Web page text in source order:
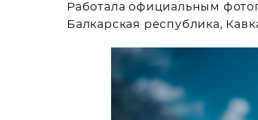
Работала официальным
Балкарская республика,